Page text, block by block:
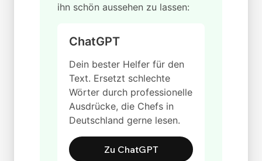
ihn schön aussehen zu lassen:
ChatGPT
Dein bester Helfer für den
Text. Ersetzt schlechte
Wörter durch professionelle
Ausdrücke, die Chefs in
Deutschland gerne lesen.
Zu ChatGPT